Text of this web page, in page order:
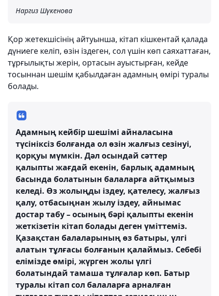
Наргиз Шүкенова
Қор жетекшісінің айтуынша, кітап кішкентай қалада
дүниеге келіп, өзін іздеген, сол үшін көп саяхаттаған,
тұрғылықты жерін, ортасын ауыстырған, кейде
тосыннан шешім қабылдаған адамның өмірі туралы
болады.
Адамның кейбір шешімі айналасына
түсініксіз болғанда ол өзін жалғыз сезінуі,
қорқуы мүмкін. Дәл осындай сәттер
қалыпты жағдай екенін, барлық адамның
басында болатынын балаларға айтқымыз
келеді. Өз жолыңды іздеу, қателесу, жалғыз
қалу, отбасыңнан жылу іздеу, айнымас
достар табу – осының бәрі қалыпты екенін
жеткізетін кітап болады деген үміттеміз.
Қазақстан балаларының өз батыры, үлгі
алатын тұлғасы болғанын қалаймыз. Себебі
елімізде өмірі, жүрген жолы үлгі
болатындай тамаша тұлғалар көп. Батыр
туралы кітап сол балаларға арналған